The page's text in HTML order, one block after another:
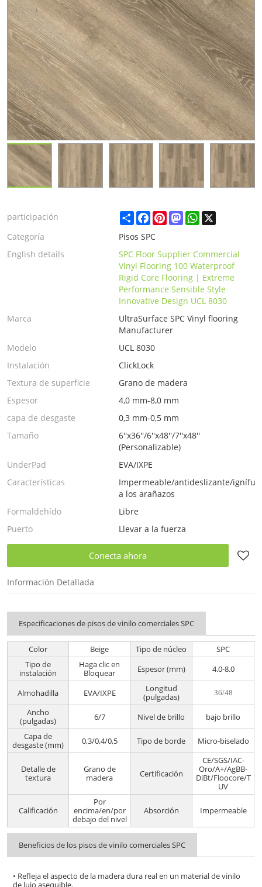
participación ShareFacebook
PinterestMastodonWhatsApp
X
Categoría
Pisos SPC
English details
SPC Floor Supplier Commercial
Vinyl Flooring 100 Waterproof
Rigid Core Flooring | Extreme
Performance Sensible Style
Innovative Design UCL 8030
Marca
UltraSurface SPC Vinyl flooring
Manufacturer
Modelo
UCL 8030
Instalación
ClickLock
Textura de superficie
Grano de madera
Espesor
4,0 mm-8,0 mm
capa de desgaste
0,3 mm-0,5 mm
Tamaño
6''x36''/6''x48''/7''x48''
(Personalizable)
UnderPad
EVA/IXPE
Características
Impermeable/antideslizante/
a los arañazos
Formaldehído
Libre
Puerto
Llevar a la fuerza
Conecta ahora
Información Detallada
Especificaciones de pisos de vinilo comerciales SPC
Color Beige Tipo de núcleo
SPC
Tipo de
instalación
Haga clic en
Bloquear
Espesor (mm) 4.0-8.0
Almohadilla EVA/IXPE
Longitud
(pulgadas)
36/48
Ancho
(pulgadas)
6/7 Nivel de brillo
bajo brillo
Capa de
desgaste (mm)
0,3/0,4/0,5 Tipo de borde Micro-biselado
Detalle de
textura
Grano de
madera
Certificación
CE/SGS/IAC-
Oro/A+/AgBB-
DiBt/Floocore/T
UV
Calificación
Por
encima/en/por
debajo del nivel
Absorción Impermeable
Beneficios de los pisos de vinilo comerciales SPC
• Refleja el aspecto de la madera dura real en un material de vinilo
de lujo asequible.